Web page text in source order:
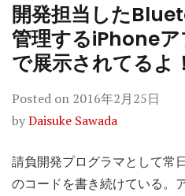
開発担当した
管理するiPhone
で展示されてるよ！
Posted on 2016年2月25日
byDaisuke Sawada
請負開発プログラマとして常
のコードを書き続けている。